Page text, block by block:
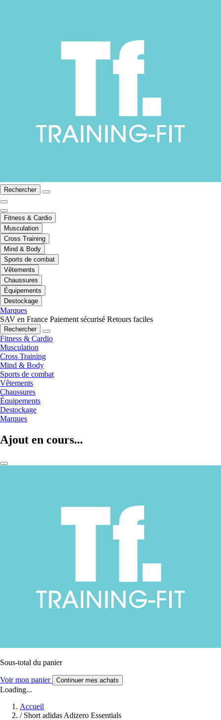
Rechercher
Fitness & Cardio
Musculation
Cross Training
Mind & Body
Sports de combat
Vêtements
Chaussures
Équipements
Destockage
Marques
SAV en France Paiement sécurisé Retours faciles
Rechercher
Fitness & Cardio
Musculation
Cross Training
Mind & Body
Sports de combat
Vêtements
Chaussures
Équipements
Destockage
Marques
Ajout en cours...
Sous-total du panier
Voir mon panier Continuer mes achats
Loading...
Accueil
/ Short adidas Adizero Essentials